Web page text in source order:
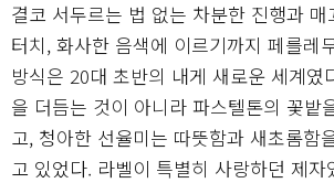
결코 서두르는 법 없는 차분한 진행과 매
터치, 화사한 음색에 이르기까지 페를레
방식은 20대 초반의 내게 새로운 세계였
을 더듬는 것이 아니라 파스텔톤의 꽃밭
고, 청아한 선율미는 따뜻함과 새초롬함
고 있었다. 라벨이 특별히 사랑하던 제자